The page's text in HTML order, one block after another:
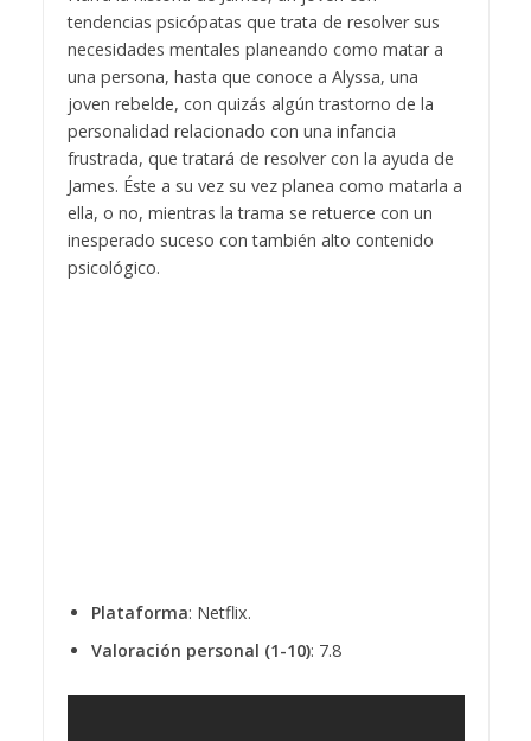
tendencias psicópatas que trata de resolver sus
necesidades mentales planeando como matar a
una persona, hasta que conoce a Alyssa, una
joven rebelde, con quizás algún trastorno de la
personalidad relacionado con una infancia
frustrada, que tratará de resolver con la ayuda de
James. Éste a su vez su vez planea como matarla a
ella, o no, mientras la trama se retuerce con un
inesperado suceso con también alto contenido
psicológico.
Plataforma: Netflix.
Valoración personal (1-10): 7.8